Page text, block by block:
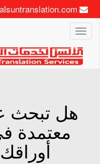
Toggle
navigation
هل تبحث
معتمدة